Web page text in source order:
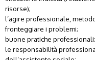
risorse);
l’agire professionale,
fronteggiare i problemi;
buone pratiche professionali;
le responsabilità